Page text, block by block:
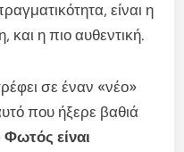
είναι η
και η πιο αυθεντική.
σε έναν «νέο»
που ήξερε βαθιά
είναι